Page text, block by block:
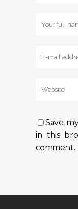
Save
in this
comment.